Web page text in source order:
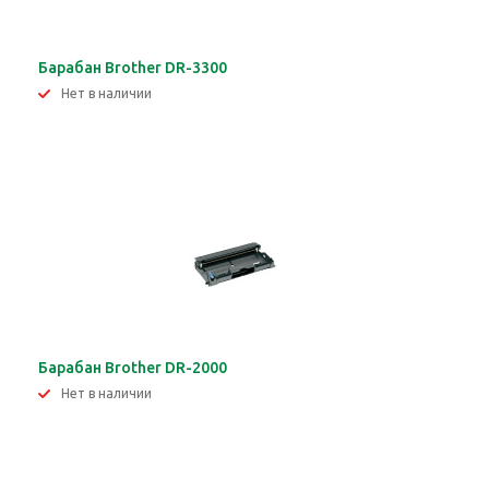
Барабан Brother DR-3300
Нет в наличии
Барабан Brother DR-2000
Нет в наличии